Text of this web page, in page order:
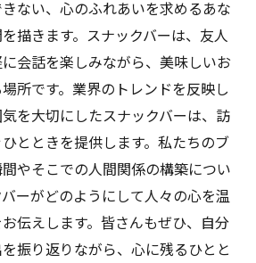
ない、心のふれあいを求めるあな
描きます。スナックバーは、友人
会話を楽しみながら、美味しいお
所です。業界のトレンドを反映し
を大切にしたスナックバーは、訪
とときを提供します。私たちのブ
やそこでの人間関係の構築につい
ーがどのようにして人々の心を温
伝えします。皆さんもぜひ、自分
振り返りながら、心に残るひとと